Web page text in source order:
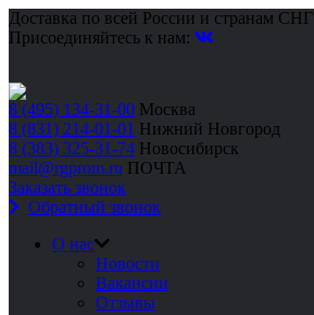
Доставка по всей России и странам СНГ
Присоединяйтесь к нам:
8 (495) 134-31-00 Москва
8 (831) 214-01-01 Нижний Новгород
8 (383) 325-31-74 Новосибирск
mail@rgprom.ru ПОЧТА
Заказать звонок
Обратный звонок
О нас
Новости
Вакансии
Отзывы